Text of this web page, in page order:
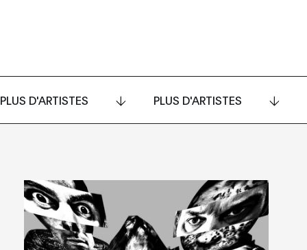
PLUS D'ARTISTES PLUS D'ARTISTES